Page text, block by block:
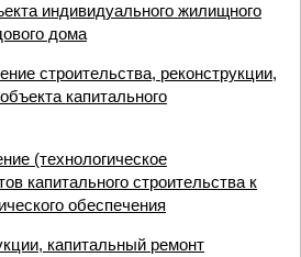
индивидуального жилищного
дома
строительства, реконструкции,
капитального
(технологическое
капитального строительства к
обеспечения
капитальный ремонт